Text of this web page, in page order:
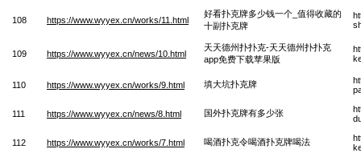
108 https://www.wyyex.cn/works/11.html
好看扑克牌多少钱一个_值得收藏的
十副扑克牌
109 https://www.wyyex.cn/news/10.html
天天德州扑扑克-天天德州扑扑克
app免费下载苹果版
110 https://www.wyyex.cn/works/9.html 填大坑扑克牌
111 https://www.wyyex.cn/news/8.html 国外扑克牌有多少张
112 https://www.wyyex.cn/works/7.html 喝酒扑克令喝酒扑克牌喝法